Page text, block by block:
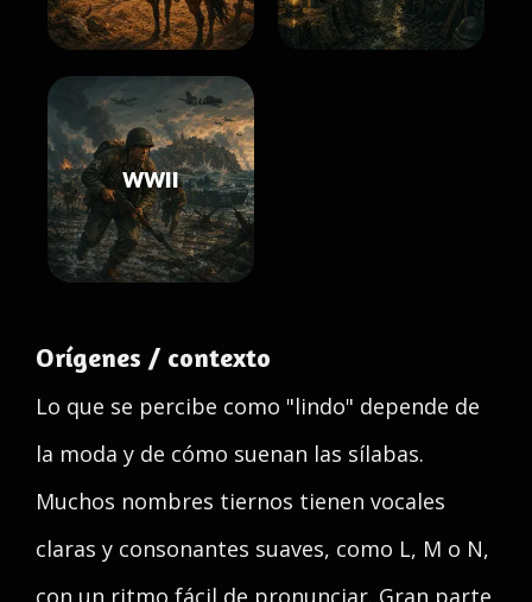
WWII
Orígenes / contexto
Lo que se percibe como "lindo" depende de
la moda y de cómo suenan las sílabas.
Muchos nombres tiernos tienen vocales
claras y consonantes suaves, como L, M o N,
con un ritmo fácil de pronunciar. Gran parte